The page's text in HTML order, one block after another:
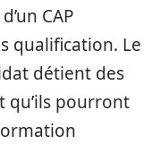
CAP
qualification. Le
détient des
qu’ils pourront